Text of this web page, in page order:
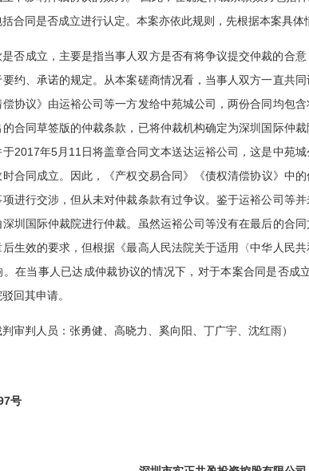
合同是否成立进行认定。本案亦依此规则，先根据本案具体
否成立，主要是指当事人双方是否有将争议提交仲裁的合
要约、承诺的规定。从本案磋商情况看，当事人双方一直共
协议》由运裕公司等一方发给中苑城公司，两份合同均包
合同草签版的仲裁条款，已将仲裁机构确定为深圳国际仲
2017年5月11日将盖章合同文本送达运裕公司，这是中苑
合同成立。因此，《产权交易合同》《债权清偿协议》中
进行交涉，但从未对仲裁条款有过争议。鉴于运裕公司等
圳国际仲裁院进行仲裁。虽然运裕公司等没有在最后的合
生效的要求，但根据《最高人民法院关于适用〈中华人民
。在当事人已达成仲裁协议的情况下，对于本案合同是否
回其申请。
判审判人员：张勇健、高晓力、奚向阳、丁广宇、沈红雨）
号